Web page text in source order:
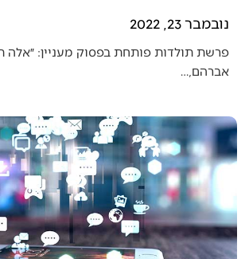
נובמבר 23, 2022
פרשת תולדות פותחת בפסוק מעניין: ״אלה
אברהם,…